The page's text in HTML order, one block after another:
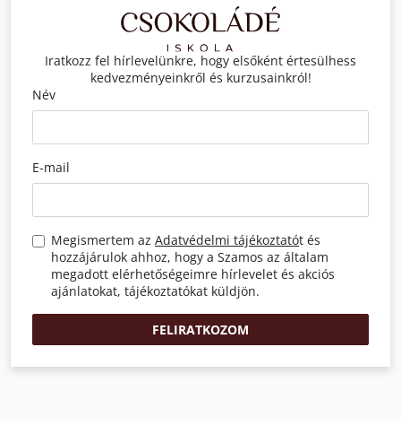
Iratkozz fel hírlevelünkre, hogy elsőként értesülhess
kedvezményeinkről és kurzusainkról!
Név
E-mail
Megismertem az Adatvédelmi tájékoztatót és
hozzájárulok ahhoz, hogy a Szamos az általam
megadott elérhetőségeimre hírlevelet és akciós
ajánlatokat, tájékoztatókat küldjön.
FELIRATKOZOM